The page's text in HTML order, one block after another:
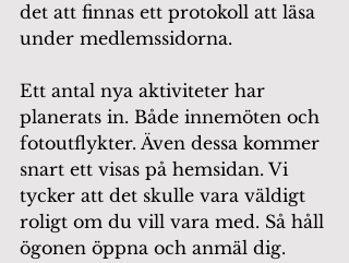
det att finnas ett protokoll att läsa
under medlemssidorna.
Ett antal nya aktiviteter har
planerats in. Både innemöten och
fotoutflykter. Även dessa kommer
snart ett visas på hemsidan. Vi
tycker att det skulle vara väldigt
roligt om du vill vara med. Så håll
ögonen öppna och anmäl dig.